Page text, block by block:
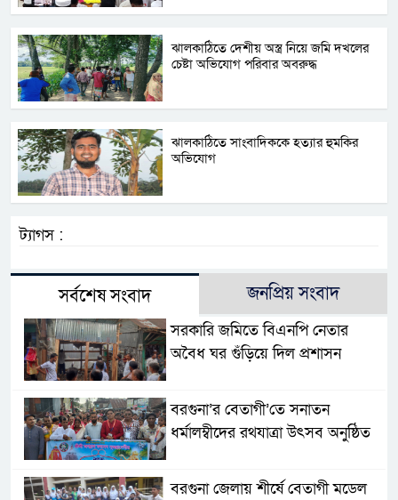
ঝালকাঠিতে দেশীয় অস্ত্র নিয়ে জমি দখলের
চেষ্টা অভিযোগ পরিবার অবরুদ্ধ
ঝালকাঠিতে সাংবাদিককে হত্যার হুমকির
অভিযোগ
ট্যাগস :
সর্বশেষ সংবাদ জনপ্রিয় সংবাদ
সরকারি জমিতে বিএনপি নেতার
অবৈধ ঘর গুঁড়িয়ে দিল প্রশাসন
বরগুনা’র বেতাগী’তে সনাতন
ধর্মালম্বীদের রথযাত্রা উৎসব অনুষ্ঠিত
বরগুনা জেলায় শীর্ষে বেতাগী মডেল